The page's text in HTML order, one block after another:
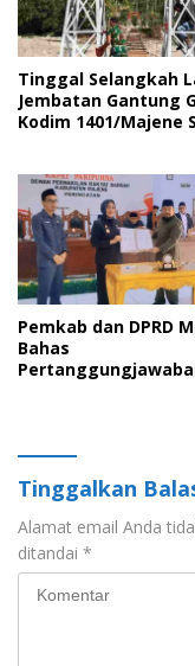
Tinggal Selangkah
Jembatan Gantung
Kodim 1401/Majene
Pemkab dan DPRD
Bahas
Tinggalkan
Alamat email Anda
ditandai *